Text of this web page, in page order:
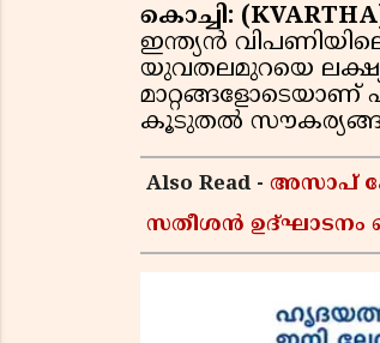
കൊച്ചി:
ഇന്ത്യൻ
യുവതലമുറയെ
കൂടുതൽ
Also Read - അസാപ്
സതീശൻ ഉദ്ഘാടനം